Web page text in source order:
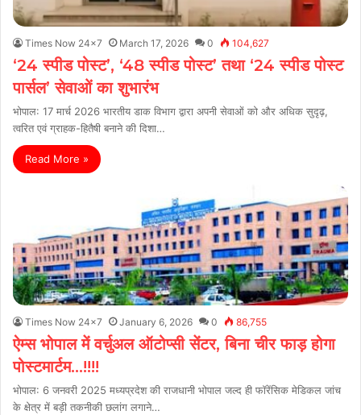
Times Now 24x7 March 17, 2026 0 104,627
‘24 स्पीड पोस्ट’, ‘48 स्पीड पोस्ट’ तथा ‘24 स्पीड पोस्ट
पार्सल’ सेवाओं का शुभारंभ
भोपाल: 17 मार्च 2026 भारतीय डाक विभाग द्वारा अपनी सेवाओं को और अधिक सुदृढ़,
त्वरित एवं ग्राहक-हितैषी बनाने की दिशा…
Read More »
Times Now 24x7 January 6, 2026 0 86,755
ऐम्स भोपाल में वर्चुअल ऑटोप्सी सेंटर, बिना चीर फाड़ होगा
पोस्टमार्टम…!!!!
भोपाल: 6 जनवरी 2025 मध्यप्रदेश की राजधानी भोपाल जल्द ही फॉरेंसिक मेडिकल जांच
के क्षेत्र में बड़ी तकनीकी छलांग लगाने…